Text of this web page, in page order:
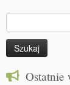
Ostatnie